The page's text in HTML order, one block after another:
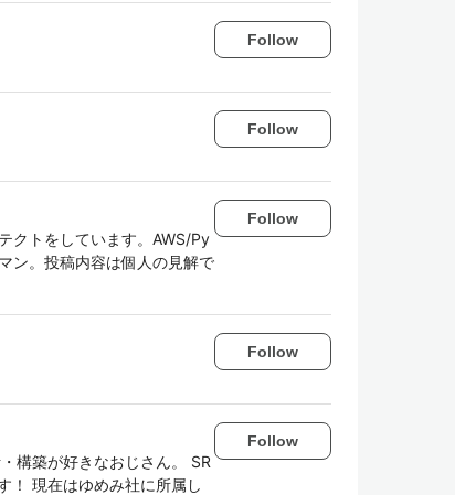
Follow
Follow
クトをしています。AWS/Py
ン。投稿内容は個人の見解で
Follow
Follow
構築が好きなおじさん。 SR
！ 現在はゆめみ社に所属し
Follow